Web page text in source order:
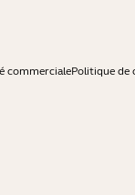
commercialePolitique de